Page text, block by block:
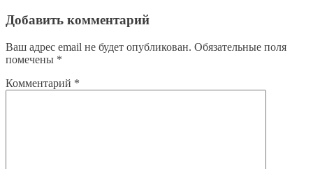
Добавить комментарий
Ваш адрес email не будет опубликован. Обязательные поля
помечены *
Комментарий *